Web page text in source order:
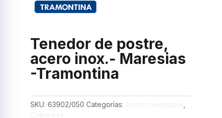
Tenedor de postre,
acero inox.- Maresias
-Tramontina
SKU: 63902/050 Categorías: